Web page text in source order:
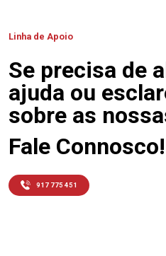
Linha de Apoio
Se precisa de
ajuda ou
sobre as
Fale Connosco!
917 775 451